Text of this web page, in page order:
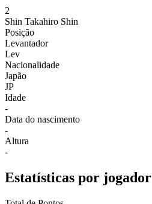
2
Shin Takahiro Shin
Posição
Levantador
Lev
Nacionalidade
Japão
JP
Idade
-
Data do nascimento
-
Altura
-
Estatísticas por jogador